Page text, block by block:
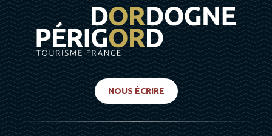
NOUS ÉCRIRE